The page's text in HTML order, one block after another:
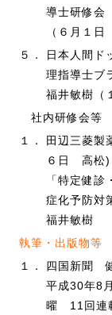
導士研修
（６月１
５．
日本人間ド
理指導士ブ
福井敏樹（
社内研修会等
１．
田辺三菱
６日 高松)
「特定健
症化予防対
福井敏樹
執筆・出版物等
１．
四国新聞
平成30年8
曜 11回連